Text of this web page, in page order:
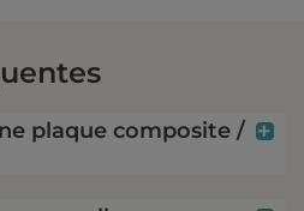
avec la
blanc
plaque composite /